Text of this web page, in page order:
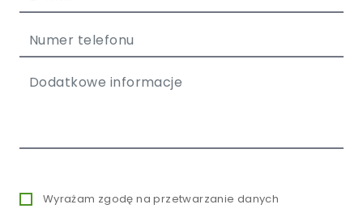
Wyrażam zgodę na przetwarzanie danych